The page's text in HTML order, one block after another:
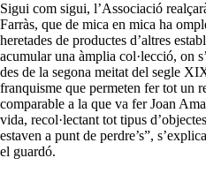
Sigui com sigui, l’Associació
Farràs, que de mica en mica ha
heretades de productes d’altres
acumular una àmplia col·lecció, on
des de la segona meitat del segle
franquisme que permeten fer tot un
comparable a la que va fer Joan
vida, recol·lectant tot tipus
estaven a punt de perdre’s”,
el guardó.